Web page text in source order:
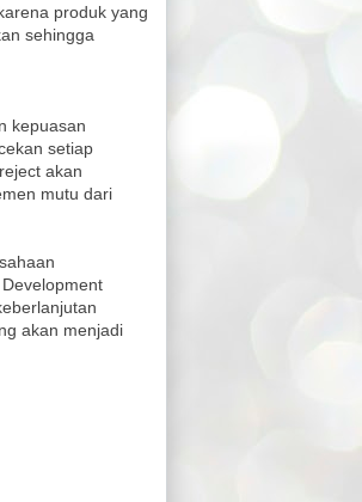
produk yang
sehingga
kepuasan
setiap
akan
mutu dari
akan menjadi